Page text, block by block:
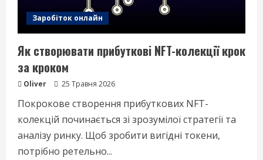
Заробіток онлайн
Як створювати прибуткові NFT-колекції крок
за кроком
Oliver 25 Травня 2026
Покрокове створення прибуткових NFT-
колекцій починається зі зрозумілої стратегії та
аналізу ринку. Щоб зробити вигідні токени,
потрібно ретельно...